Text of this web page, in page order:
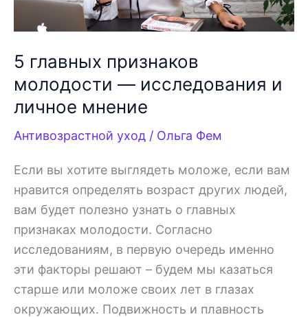
5 главных признаков
молодости — исследования и
личное мнение
Антивозрастной уход / Ольга Фем
Если вы хотите выглядеть моложе, если вам
нравится определять возраст других людей,
вам будет полезно узнать о главных
признаках молодости. Согласно
исследованиям, в первую очередь именно
эти факторы решают – будем мы казаться
старше или моложе своих лет в глазах
окружающих. Подвижность и плавность